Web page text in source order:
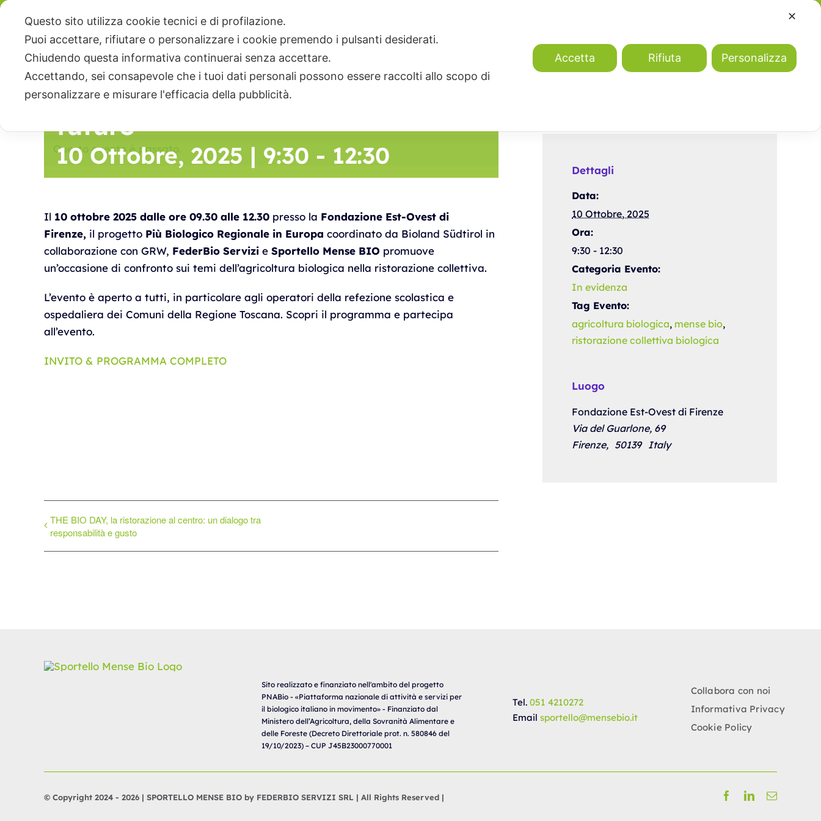
Salta
contenuto
Contattaci
Chi siamo BiblioWeb Agenda
Questo evento è passato.
Il Bio in Comune: la ristorazione
biologica nel centro Italia:
analisi tra passato presente e
futuro
10 Ottobre, 2025 | 9:30 - 12:30
Il 10 ottobre 2025 dalle ore 09.30 alle 12.30 presso la Fondazione Est-Ovest di
Firenze, il progetto Più Biologico Regionale in Europa coordinato da Bioland Südtirol in
collaborazione con GRW, FederBio Servizi e Sportello Mense BIO promuove
un’occasione di confronto sui temi dell’agricoltura biologica nella ristorazione collettiva.
L’evento è aperto a tutti, in particolare agli operatori della refezione scolastica e
ospedaliera dei Comuni della Regione Toscana. Scopri il programma e partecipa
all’evento.
INVITO & PROGRAMMA COMPLETO
THE BIO DAY, la ristorazione al centro: un dialogo tra
responsabilità e gusto
Dettagli
Data:
10 Ottobre, 2025
Ora:
9:30 - 12:30
Categoria Evento:
In evidenza
Tag Evento:
agricoltura biologica, mense bio,
ristorazione collettiva biologica
Luogo
Fondazione Est-Ovest di Firenze
Via del Guarlone, 69
Firenze, 50139 Italy
Sito realizzato e finanziato nell'ambito del progetto
PNABio - «Piattaforma nazionale di attività e servizi per
il biologico italiano in movimento» - Finanziato dal
Ministero dell’Agricoltura, della Sovranità Alimentare e
delle Foreste (Decreto Direttoriale prot. n. 580846 del
19/10/2023) – CUP J45B23000770001
Tel. 051 4210272
Email sportello@mensebio.it
Collabora con noi
Informativa Privacy
Cookie Policy
© Copyright 2024 - 2026 | SPORTELLO MENSE BIO by FEDERBIO SERVIZI SRL | All Rights Reserved |
✕
Questo sito utilizza cookie tecnici e di profilazione.
Puoi accettare, rifiutare o personalizzare i cookie premendo i pulsanti desiderati.
Chiudendo questa informativa continuerai senza accettare.
Accettando, sei consapevole che i tuoi dati personali possono essere raccolti allo scopo di
personalizzare e misurare l'efficacia della pubblicità.
Accetta Rifiuta Personalizza